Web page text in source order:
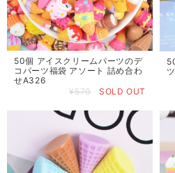
50個 アイスクリームパーツのデ
コパーツ福袋 アソート 詰め合わ
せA326
¥570
SOLD OUT